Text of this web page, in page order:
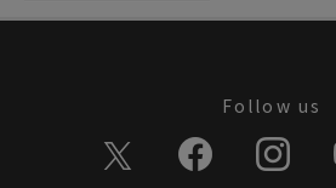
Follow us